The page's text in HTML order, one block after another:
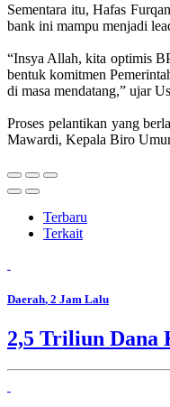
Sementara itu, Hafas
bank ini mampu menjadi
“Insya Allah, kita optimis
bentuk komitmen
di masa mendatang,” ujar
Proses pelantikan yang
Mawardi, Kepala Biro
Terbaru
Terkait
Daerah, 2 Jam Lalu
2,5 Triliun Dana